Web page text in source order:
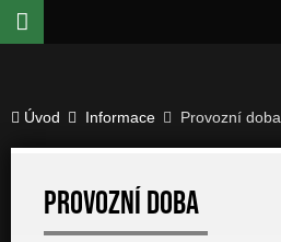
Úvod Informace Provozní doba
Provozní doba